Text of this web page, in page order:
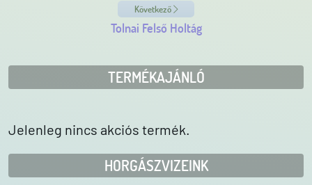
Következő
Tolnai Felső Holtág
TERMÉKAJÁNLÓ
Jelenleg nincs akciós termék.
HORGÁSZVIZEINK